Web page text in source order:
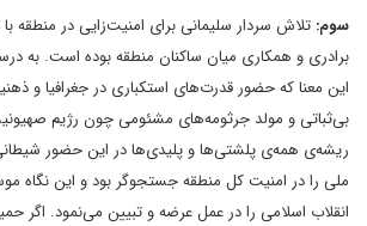
سوم: تلاش سردار سلیمانی برای امنیت‌زایی در منطقه
برادری و همکاری میان ساکنان منطقه بوده است. به
این معنا که حضور قدرت‌های استکباری در جغرافیا و
بی‌ثباتی و مولد جرثومه‌های مشئومی چون رژیم
ریشه‌ی همه‌ی پلشتی‌ها و پلیدی‌ها در این حضور
ملی را در امنیت کل منطقه جستجوگر بود و این نگاه
انقلاب اسلامی را در عمل عرضه و تبیین می‌نمود. اگر